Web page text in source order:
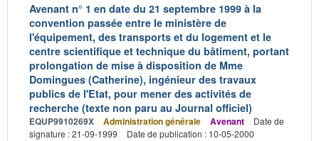
Avenant n° 1 en date du 21 septembre 1999 à la
convention passée entre le ministère de
l'équipement, des transports et du logement et le
centre scientifique et technique du bâtiment, portant
prolongation de mise à disposition de Mme
Domingues (Catherine), ingénieur des travaux
publics de l'Etat, pour mener des activités de
recherche (texte non paru au Journal officiel)
EQUP9910269X Administration générale Avenant
Date de
signature : 21-09-1999
Date de publication : 10-05-2000